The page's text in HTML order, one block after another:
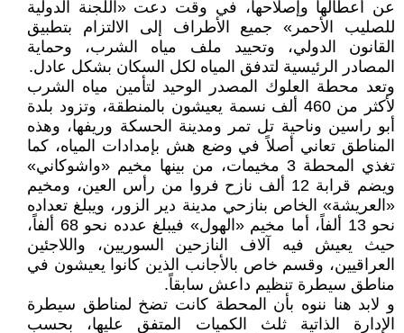
عن أعطالها وإصلاحها، في وقت دعت «اللجنة الدولية
للصليب الأحمر» جميع الأطراف إلى الالتزام بتطبيق
القانون الدولي، وتحييد ملف مياه الشرب، وحماية
المصادر الرئيسية لتدفق المياه لكل السكان بشكل عادل.
وتعد محطة العلوك المصدر الوحيد لتأمين مياه الشرب
لأكثر من 460 ألف نسمة يعيشون بالمنطقة، وتزود بلدة
أبو راسين وناحية تل تمر ومدينة الحسكة وريفها، وهذه
المناطق تعاني أصلاً في وضع هش بإمدادات المياه، كما
تغذي المحطة 3 مخيمات، من بينها مخيم «واشوكاني»
ويضم قرابة 12 ألف نازح فروا من رأس العين، ومخيم
«العريشة» الخاص بنازحي مدينة دير الزور، ويبلغ تعداده
نحو 13 ألفاً، أما مخيم «الهول» فيبلغ عدده نحو 68 ألفاً،
حيث يعيش فيه آلاف النازحين السوريين، واللاجئين
العراقيين، وقسم خاص بالأجانب الذين كانوا يعيشون في
مناطق سيطرة تنظيم داعش سابقاً.
و لابد هنا ننوه بأن المحطة كانت تضخ لمناطق سيطرة
الإدارة الذاتية ثلث الكميات المتفق عليها، بحسب